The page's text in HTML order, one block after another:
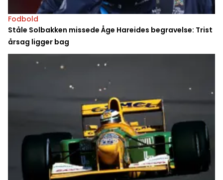
Fodbold
Ståle Solbakken missede Åge Hareides begravelse: Trist
årsag ligger bag